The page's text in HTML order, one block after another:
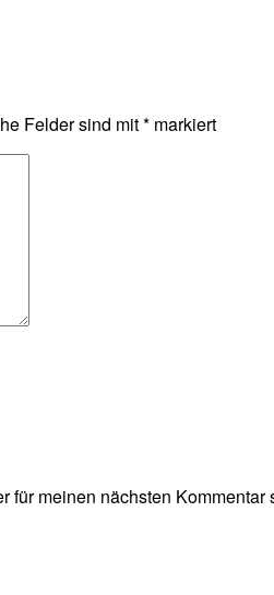
Felder sind mit* markiert
für meinen nächsten Kommentar